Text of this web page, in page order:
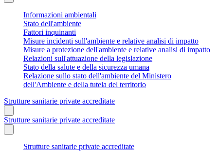
Informazioni ambientali
Stato dell'ambiente
Fattori inquinanti
Misure incidenti sull'ambiente e relative analisi di impatto
Misure a protezione dell'ambiente e relative analisi di impatto
Relazioni sull'attuazione della legislazione
Stato della salute e della sicurezza umana
Relazione sullo stato dell'ambiente del Ministero
dell'Ambiente e della tutela del territorio
Strutture sanitarie private accreditate
Strutture sanitarie private accreditate
Strutture sanitarie private accreditate